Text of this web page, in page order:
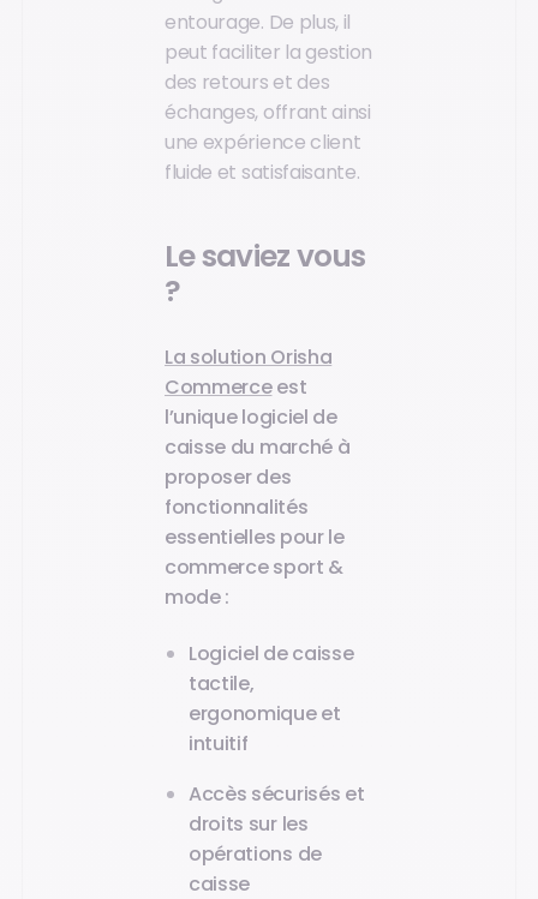
entourage. De plus, il
peut faciliter la gestion
des retours et des
échanges, offrant ainsi
une expérience client
fluide et satisfaisante.
Le saviez vous
?
La solution Orisha
Commerceest
l’unique logiciel de
caisse du marché à
proposer des
fonctionnalités
essentielles pour le
commerce sport &
mode :
Logiciel de caisse
tactile,
ergonomique et
intuitif
Accès sécurisés et
droits sur les
opérations de
caisse